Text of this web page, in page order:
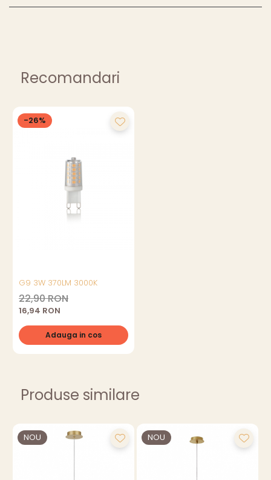
Recomandari
-26%
G9 3W 370LM 3000K
22,90 RON
16,94 RON
Adauga in cos
Produse similare
NOU NOU